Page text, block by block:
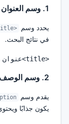
1. وسم العنوان
يحدد وسم <title>
في نتائج البحث.
<title>عنوان صفحتك - اسم موقعك</title>
2. وسم الوصف
يقدم وسم
يكون جذابًا